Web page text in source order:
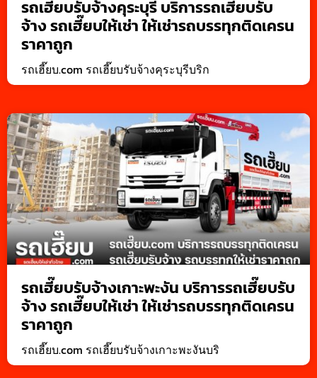
รถเฮี๊ยบรับจ้างคุระบุรี บริการรถเฮี๊ยบรับ
จ้าง รถเฮี๊ยบให้เช่า ให้เช่ารถบรรทุกติดเครน
ราคาถูก
รถเฮี๊ยบ.com รถเฮี๊ยบรับจ้างคุระบุรีบริก
รถเฮี๊ยบรับจ้างเกาะพะงัน บริการรถเฮี๊ยบรับ
จ้าง รถเฮี๊ยบให้เช่า ให้เช่ารถบรรทุกติดเครน
ราคาถูก
รถเฮี๊ยบ.com รถเฮี๊ยบรับจ้างเกาะพะงันบริ